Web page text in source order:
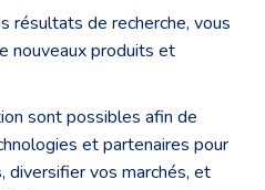
résultats de recherche, vous
nouveaux produits et
sont possibles afin de
et partenaires pour
diversifier vos marchés, et